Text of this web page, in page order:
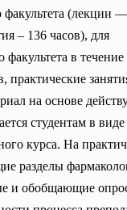
факультета (лекции
– 136 часов), для
факультета в
на основе
студентам в
курса. На
разделы
и обобщающие